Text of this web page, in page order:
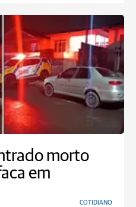
morto
em
COTIDIANO